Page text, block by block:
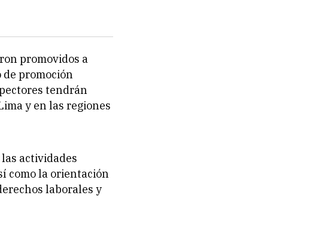
promovidos a
promoción
tendrán
y en las regiones
actividades
como la orientación
laborales y